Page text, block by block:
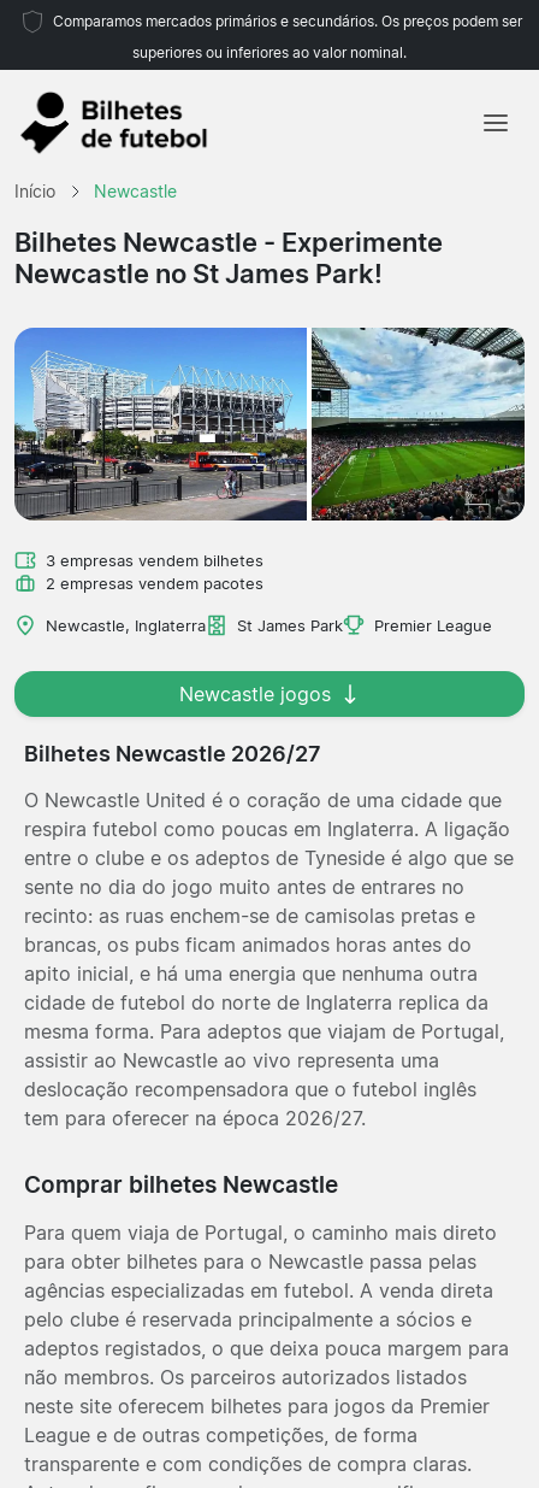
Comparamos mercados primários e secundários. Os preços podem ser
superiores ou inferiores ao valor nominal.
Equipas
Campeonatos
Início Newcastle
Bilhetes Newcastle - Experimente
Newcastle no St James Park!
3 empresas vendem bilhetes
2 empresas vendem pacotes
Newcastle, Inglaterra St James Park Premier League
Newcastle jogos
Bilhetes Newcastle 2026/27
O Newcastle United é o coração de uma cidade que
respira futebol como poucas em Inglaterra. A ligação
entre o clube e os adeptos de Tyneside é algo que se
sente no dia do jogo muito antes de entrares no
recinto: as ruas enchem-se de camisolas pretas e
brancas, os pubs ficam animados horas antes do
apito inicial, e há uma energia que nenhuma outra
cidade de futebol do norte de Inglaterra replica da
mesma forma. Para adeptos que viajam de Portugal,
assistir ao Newcastle ao vivo representa uma
deslocação recompensadora que o futebol inglês
tem para oferecer na época 2026/27.
Comprar bilhetes Newcastle
Para quem viaja de Portugal, o caminho mais direto
para obter bilhetes para o Newcastle passa pelas
agências especializadas em futebol. A venda direta
pelo clube é reservada principalmente a sócios e
adeptos registados, o que deixa pouca margem para
não membros. Os parceiros autorizados listados
neste site oferecem bilhetes para jogos da Premier
League e de outras competições, de forma
transparente e com condições de compra claras.